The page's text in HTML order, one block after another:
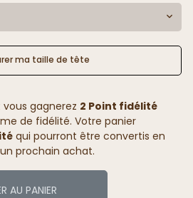
ma taille de tête
gagnerez 2 Point fidélité
de fidélité. Votre panier
qui pourront être convertis en
prochain achat.
AU PANIER